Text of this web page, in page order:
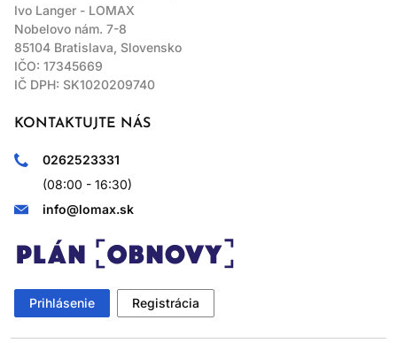
Ivo Langer - LOMAX
Nobelovo nám. 7-8
85104 Bratislava, Slovensko
IČO: 17345669
IČ DPH: SK1020209740
KONTAKTUJTE NÁS
0262523331
(08:00 - 16:30)
info@lomax.sk
Prihlásenie Registrácia